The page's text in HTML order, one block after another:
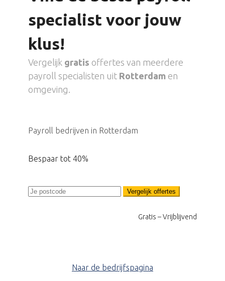
specialist voor jouw
klus!
Vergelijk gratis offertes van meerdere
payroll specialisten uit Rotterdam en
omgeving.
Payroll bedrijven in Rotterdam
Bespaar tot 40%
Vergelijk offertes
Gratis – Vrijblijvend
Naar de bedrijfspagina